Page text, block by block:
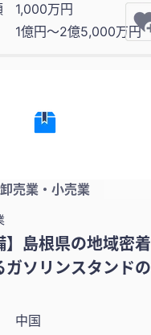
1,000万円
1億円〜2億5,000万円
卸売業・小売業
】島根県の地域密着
ガソリンスタンドの
中国